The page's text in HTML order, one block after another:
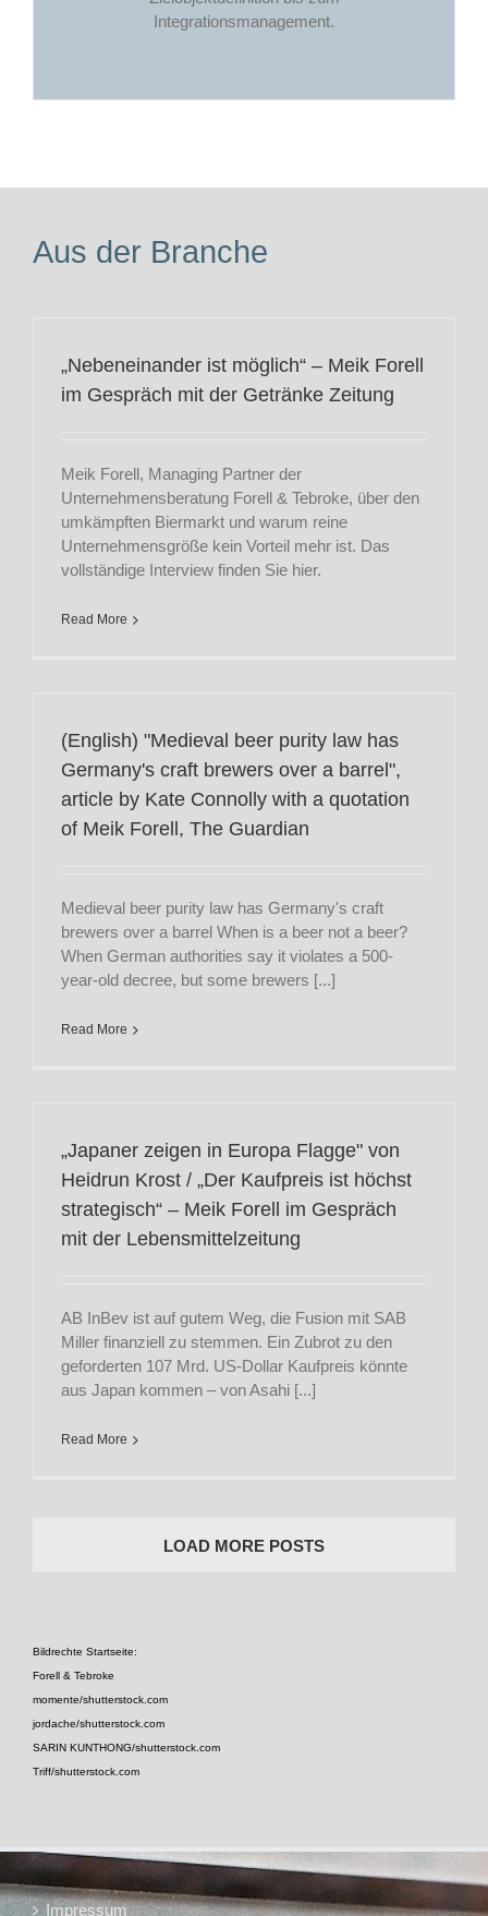
Integrationsmanagement.
Aus der Branche
„Nebeneinander ist möglich“ – Meik Forell
im Gespräch mit der Getränke Zeitung
Meik Forell, Managing Partner der
Unternehmensberatung Forell & Tebroke, über den
umkämpften Biermarkt und warum reine
Unternehmensgröße kein Vorteil mehr ist. Das
vollständige Interview finden Sie hier.
Read More
(English) "Medieval beer purity law has
Germany's craft brewers over a barrel",
article by Kate Connolly with a quotation
of Meik Forell, The Guardian
Medieval beer purity law has Germany's craft
brewers over a barrel When is a beer not a beer?
When German authorities say it violates a 500-
year-old decree, but some brewers [...]
Read More
„Japaner zeigen in Europa Flagge" von
Heidrun Krost / „Der Kaufpreis ist höchst
strategisch“ – Meik Forell im Gespräch
mit der Lebensmittelzeitung
AB InBev ist auf gutem Weg, die Fusion mit SAB
Miller finanziell zu stemmen. Ein Zubrot zu den
geforderten 107 Mrd. US-Dollar Kaufpreis könnte
aus Japan kommen – von Asahi [...]
Read More
LOAD MORE POSTS
Bildrechte Startseite:
Forell & Tebroke
momente/shutterstock.com
jordache/shutterstock.com
SARIN KUNTHONG/shutterstock.com
Triff/shutterstock.com
Impressum